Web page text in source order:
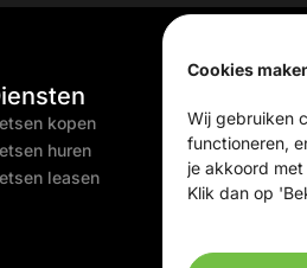
Cookies
Wij gebruiken
functioneren,
je akkoord
Klik dan op
kopen
huren
leasen